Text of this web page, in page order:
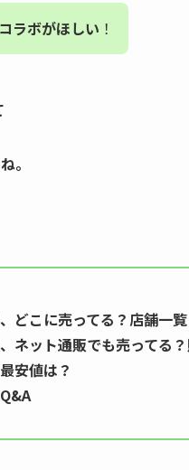
ラボがほしい ！
。
どこに売ってる？店舗一覧
ネット通販でも売ってる
安値は？